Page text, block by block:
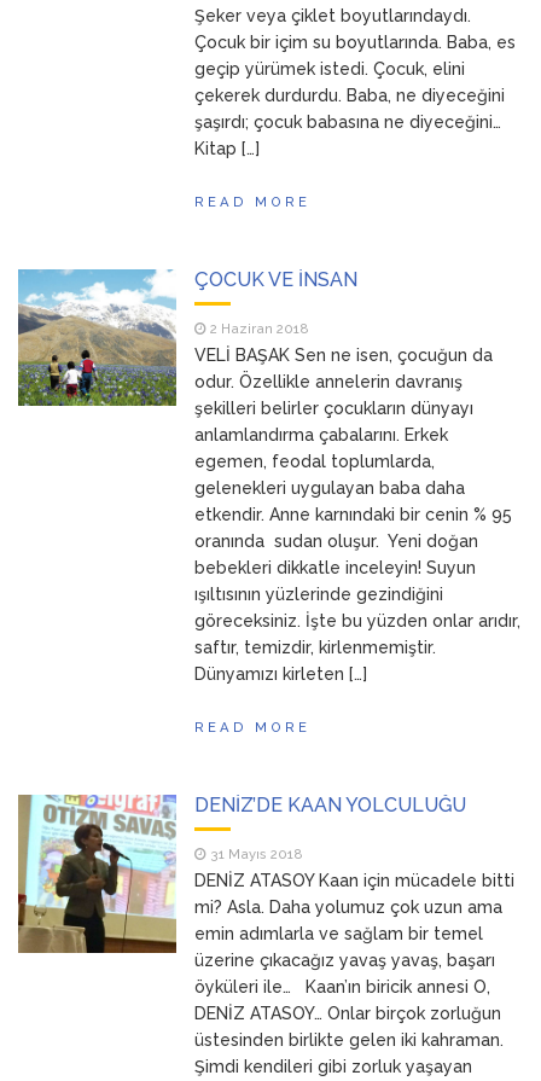
Şeker veya çiklet boyutlarındaydı.
Çocuk bir içim su boyutlarında. Baba, es
geçip yürümek istedi. Çocuk, elini
çekerek durdurdu. Baba, ne diyeceğini
şaşırdı; çocuk babasına ne diyeceğini…
Kitap […]
READ MORE
ÇOCUK VE İNSAN
2 Haziran 2018
VELİ BAŞAK Sen ne isen, çocuğun da
odur. Özellikle annelerin davranış
şekilleri belirler çocukların dünyayı
anlamlandırma çabalarını. Erkek
egemen, feodal toplumlarda,
gelenekleri uygulayan baba daha
etkendir. Anne karnındaki bir cenin % 95
oranında sudan oluşur. Yeni doğan
bebekleri dikkatle inceleyin! Suyun
ışıltısının yüzlerinde gezindiğini
göreceksiniz. İşte bu yüzden onlar arıdır,
saftır, temizdir, kirlenmemiştir.
Dünyamızı kirleten […]
READ MORE
DENİZ’DE KAAN YOLCULUĞU
31 Mayıs 2018
DENİZ ATASOY Kaan için mücadele bitti
mi? Asla. Daha yolumuz çok uzun ama
emin adımlarla ve sağlam bir temel
üzerine çıkacağız yavaş yavaş, başarı
öyküleri ile… Kaan’ın biricik annesi O,
DENİZ ATASOY… Onlar birçok zorluğun
üstesinden birlikte gelen iki kahraman.
Şimdi kendileri gibi zorluk yaşayan